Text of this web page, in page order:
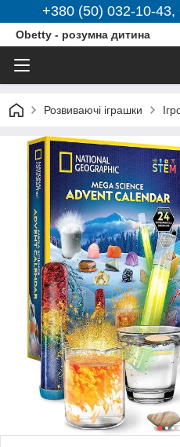
+380 (50) 032-10-
Obetty - розумна дитина
Розвиваючі іграшки